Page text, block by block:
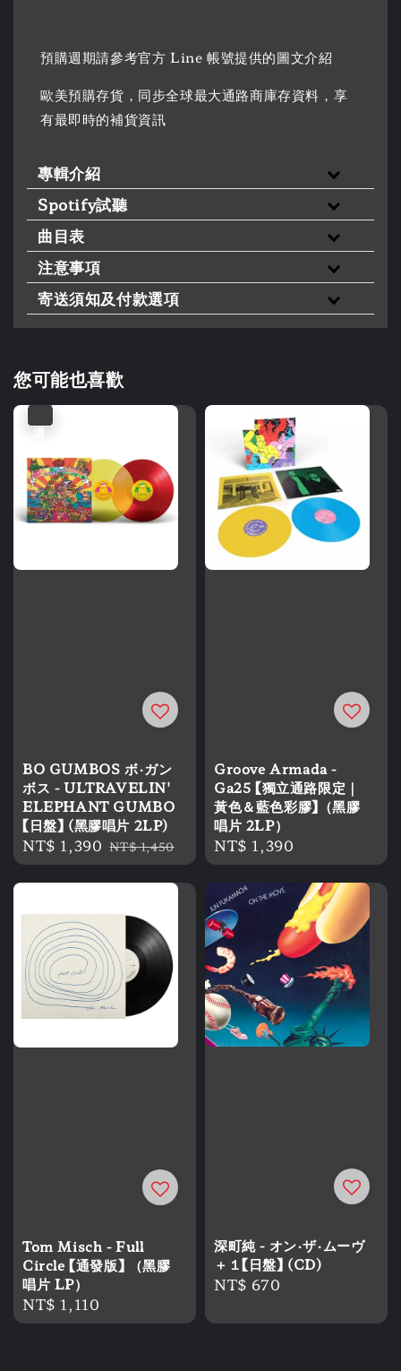
預購週期請參考官方 Line 帳號提供的圖文介紹
歐美預購存貨，同步全球最大通路商庫存資料，享
有最即時的補貨資訊
專輯介紹
Spotify試聽
曲目表
注意事項
寄送須知及付款選項
您可能也喜歡
BO GUMBOS ボ・ガン
ボス - ULTRAVELIN'
ELEPHANT GUMBO
【日盤】 (黑膠唱片 2LP)
Sale
price
NT$ 1,390 Regular
price
NT$ 1,450
Groove Armada -
Ga25 【獨立通路限定｜
黃色＆藍色彩膠】（黑膠
唱片 2LP）
Regular
price
NT$ 1,390
Tom Misch - Full
Circle 【通發版】 （黑膠
唱片 LP）
Regular
price
NT$ 1,110
深町純 - オン・ザ・ムーヴ
＋１【日盤】 (CD)
Regular
NT$ 670